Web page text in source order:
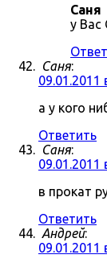
Саня
у Вас
Саня:
09.01.2011
а у кого
Ответить
Саня:
09.01.2011
в прокат
Ответить
Андрей:
09.01.2011